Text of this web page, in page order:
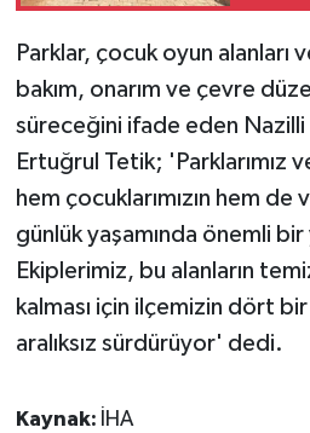
Parklar, çocuk oyun alanları
bakım, onarım ve çevre
süreceğini ifade eden Nazilli
Ertuğrul Tetik; 'Parklarımız
hem çocuklarımızın hem de
günlük yaşamında önemli
Ekiplerimiz, bu alanların
kalması için ilçemizin dört bir
aralıksız sürdürüyor' dedi.
Kaynak: İHA